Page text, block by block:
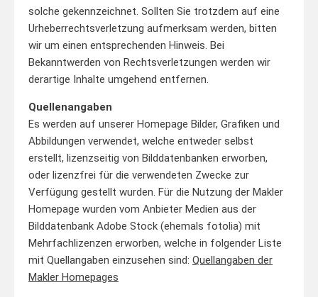
solche gekennzeichnet. Sollten Sie trotzdem auf eine
Urheberrechtsverletzung aufmerksam werden, bitten
wir um einen entsprechenden Hinweis. Bei
Bekanntwerden von Rechtsverletzungen werden wir
derartige Inhalte umgehend entfernen.
Quellenangaben
Es werden auf unserer Homepage Bilder, Grafiken und
Abbildungen verwendet, welche entweder selbst
erstellt, lizenzseitig von Bilddatenbanken erworben,
oder lizenzfrei für die verwendeten Zwecke zur
Verfügung gestellt wurden. Für die Nutzung der Makler
Homepage wurden vom Anbieter Medien aus der
Bilddatenbank Adobe Stock (ehemals fotolia) mit
Mehrfachlizenzen erworben, welche in folgender Liste
mit Quellangaben einzusehen sind: Quellangaben der
Makler Homepages